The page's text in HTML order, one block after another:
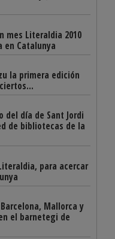
mes Literaldia 2010
en Catalunya
la primera edición
del día de Sant Jordi
de bibliotecas de la
para acercar
Mallorca y
el barnetegi de